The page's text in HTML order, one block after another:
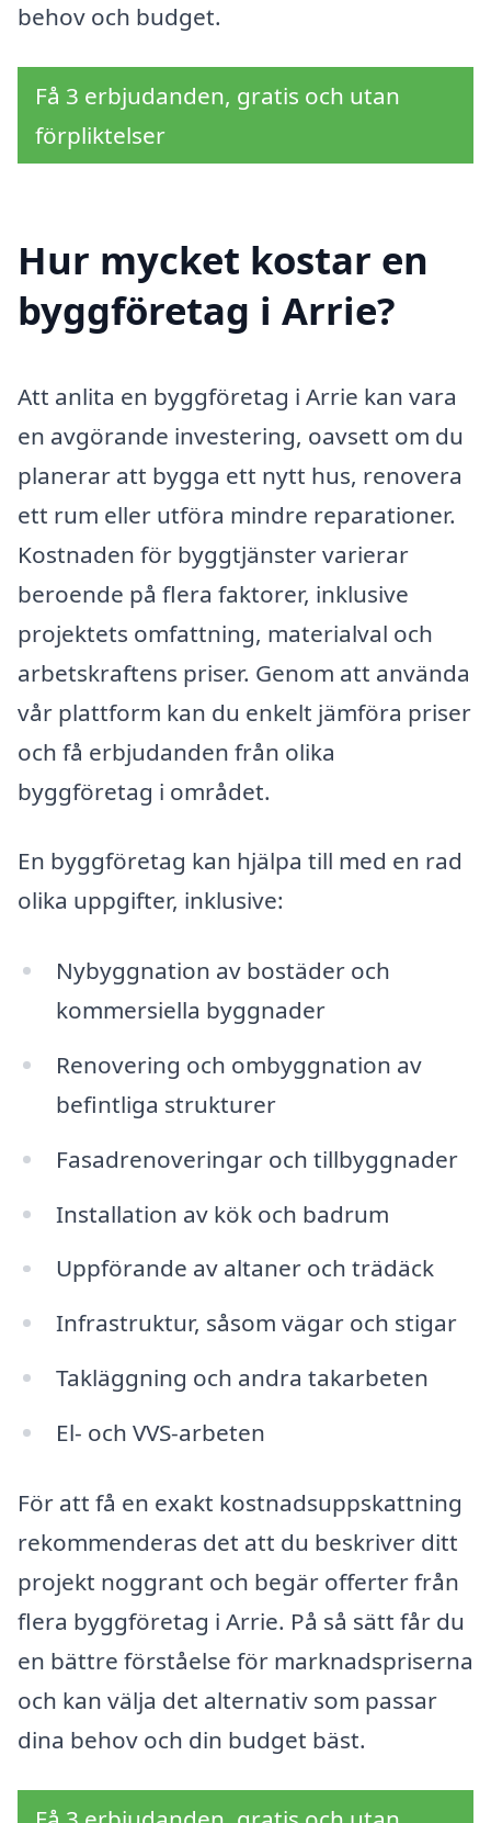
behov och budget.
Få 3 erbjudanden, gratis och utan
förpliktelser
Hur mycket kostar en
byggföretag i Arrie?
Att anlita en byggföretag i Arrie kan vara
en avgörande investering, oavsett om du
planerar att bygga ett nytt hus, renovera
ett rum eller utföra mindre reparationer.
Kostnaden för byggtjänster varierar
beroende på flera faktorer, inklusive
projektets omfattning, materialval och
arbetskraftens priser. Genom att använda
vår plattform kan du enkelt jämföra priser
och få erbjudanden från olika
byggföretag i området.
En byggföretag kan hjälpa till med en rad
olika uppgifter, inklusive:
Nybyggnation av bostäder och
kommersiella byggnader
Renovering och ombyggnation av
befintliga strukturer
Fasadrenoveringar och tillbyggnader
Installation av kök och badrum
Uppförande av altaner och trädäck
Infrastruktur, såsom vägar och stigar
Takläggning och andra takarbeten
El- och VVS-arbeten
För att få en exakt kostnadsuppskattning
rekommenderas det att du beskriver ditt
projekt noggrant och begär offerter från
flera byggföretag i Arrie. På så sätt får du
en bättre förståelse för marknadspriserna
och kan välja det alternativ som passar
dina behov och din budget bäst.